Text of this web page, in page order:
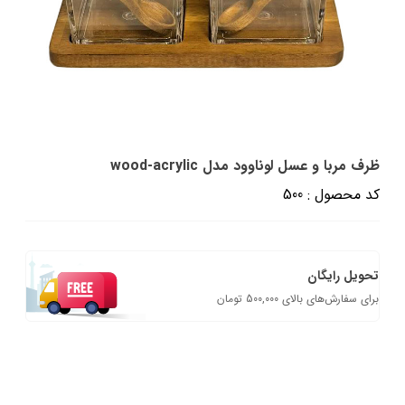
ظرف مربا و عسل لوناوود مدل wood-acrylic
کد محصول : 500
تحویل رایگان
برای سفارش‌های بالای 500,000 تومان